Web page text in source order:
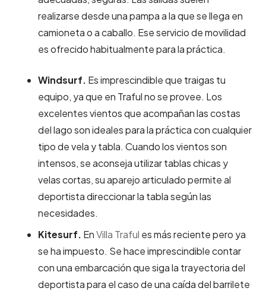
realizarse desde una pampa a la que se llega en
camioneta o a caballo. Ese servicio de movilidad
es ofrecido habitualmente para la práctica.
Windsurf. Es imprescindible que traigas tu
equipo, ya que en Traful no se provee. Los
excelentes vientos que acompañan las costas
del lago son ideales para la práctica con cualquier
tipo de vela y tabla. Cuando los vientos son
intensos, se aconseja utilizar tablas chicas y
velas cortas, su aparejo articulado permite al
deportista direccionar la tabla según las
necesidades.
Kitesurf. EnVilla Traful es más reciente pero ya
se ha impuesto. Se hace imprescindible contar
con una embarcación que siga la trayectoria del
deportista para el caso de una caída del barrilete